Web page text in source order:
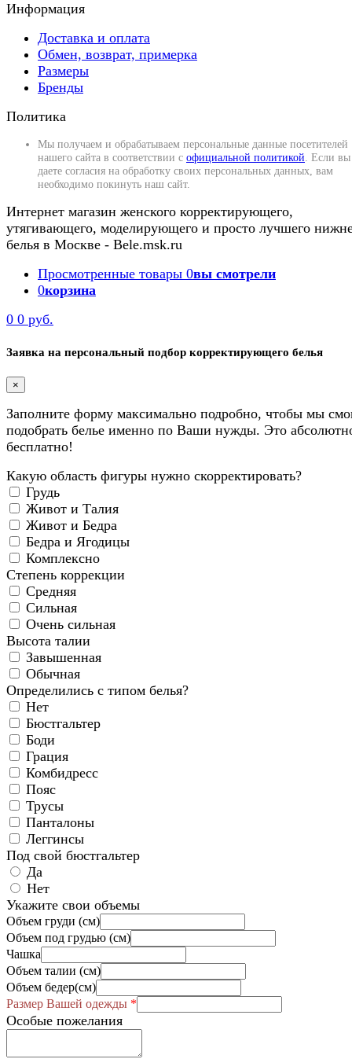
Информация
Доставка и оплата
Обмен, возврат, примерка
Размеры
Бренды
Политика
Мы получаем и обрабатываем персональные данные посетителей
нашего сайта в соответствии с официальной политикой. Если вы
даете согласия на обработку своих персональных данных, вам
необходимо покинуть наш сайт.
Интернет магазин женского корректирующего,
утягивающего, моделирующего и просто лучшего
белья в Москве - Bele.msk.ru
Просмотренные товары 0вы смотрели
0корзина
0 0 руб.
Заявка на персональный подбор корректирующего белья
×
Заполните форму максимально подробно, чтобы мы
подобрать белье именно по Ваши нужды. Это
бесплатно!
Какую область фигуры нужно скорректировать?
Грудь
Живот и Талия
Живот и Бедра
Бедра и Ягодицы
Комплексно
Степень коррекции
Средняя
Сильная
Очень сильная
Высота талии
Завышенная
Обычная
Определились с типом белья?
Нет
Бюстгальтер
Боди
Грация
Комбидресс
Пояс
Трусы
Панталоны
Леггинсы
Под свой бюстгальтер
Да
Нет
Укажите свои объемы
Объем груди (см)
Объем под грудью (см)
Чашка
Объем талии (см)
Объем бедер(см)
Размер Вашей одежды *
Особые пожелания